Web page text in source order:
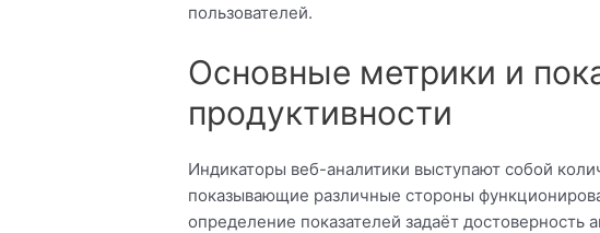
пользователей.
Основные метрики и
продуктивности
Индикаторы веб-аналитики выступают собой
показывающие различные стороны
определение показателей задаёт достоверность